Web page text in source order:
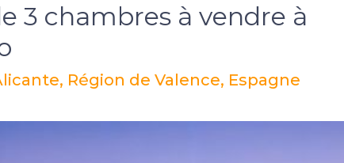
3 chambres à vendre à
Région de Valence, Espagne